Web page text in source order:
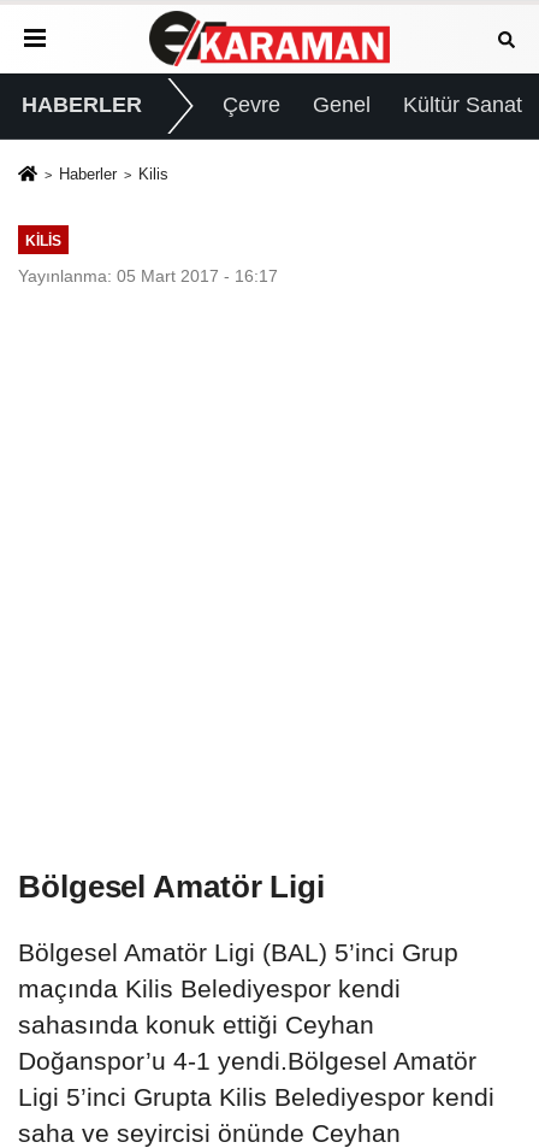
HABERLER Çevre Genel Kültür Sanat
Haberler Kilis
KILIS
Yayınlanma: 05 Mart 2017 - 16:17
Bölgesel Amatör Ligi
Bölgesel Amatör Ligi (BAL) 5’inci Grup
maçında Kilis Belediyespor kendi
sahasında konuk ettiği Ceyhan
Doğanspor’u 4-1 yendi.Bölgesel Amatör
Ligi 5’inci Grupta Kilis Belediyespor kendi
saha ve seyircisi önünde Ceyhan